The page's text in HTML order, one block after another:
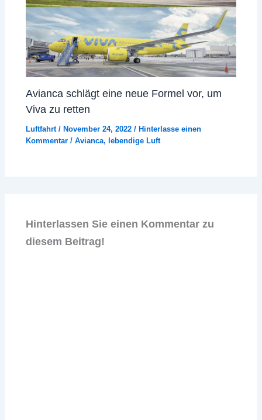
Avianca schlägt eine neue Formel vor, um
Viva zu retten
Luftfahrt/ November 24, 2022/ Hinterlasse einen
Kommentar /Avianca, lebendige Luft
Hinterlassen Sie einen Kommentar zu
diesem Beitrag!